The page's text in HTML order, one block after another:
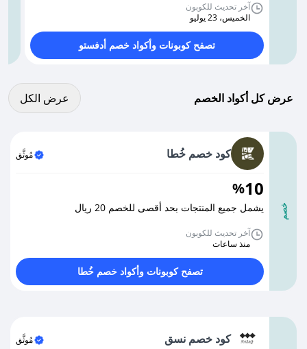
آخر تحديث للكوبون
الخميس، 23 يوليو
تصفح كوبونات وأكواد خصم أدفستو
عرض كل أكواد الخصم
عرض كل الكوبونات
عرض الكل
خصم
كود خصم خُطا مُوثَّق
10
%
يشمل جميع المنتجات بحد أقصى للخصم 20 ريال
آخر تحديث للكوبون
منذ ساعات
تصفح كوبونات وأكواد خصم خُطا
كود خصم نسق مُوثَّق